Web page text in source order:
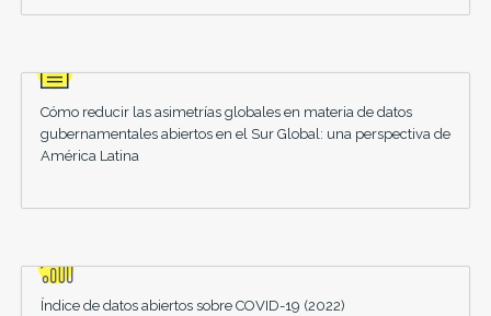
Cómo reducir las asimetrías globales en materia de datos
gubernamentales abiertos en el Sur Global: una perspectiva de
América Latina
Índice de datos abiertos sobre COVID-19 (2022)